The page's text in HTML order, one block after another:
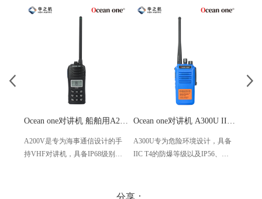
Ocean one对讲机 船舶用A200V漂浮式手持防水对讲机
A200V是专为海事通信设计的手
持VHF对讲机，具备IP68级别的
守功能。没有信号或长时间无操
Ocean one对讲机 A300U IIC T4氢气防爆对讲机 船舶消防本质安全无线电
A300U专为危险环境设计，具备
IIC T4的防爆等级以及IP56、
使用